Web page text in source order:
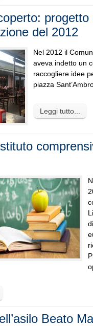
progetto
del 2012
Nel 2012 il
aveva indetto un
raccogliere idee
piazza
Leggi tutto...
Beato